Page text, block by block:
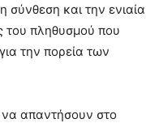
σύνθεση και την ενιαία
του πληθυσμού που
την πορεία των
απαντήσουν στο